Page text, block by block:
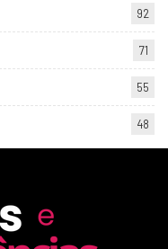
92
71
55
48